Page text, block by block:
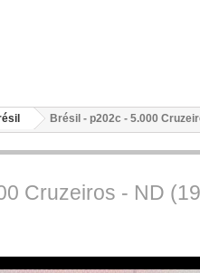
Brésil - p202c - 5.000
Cruzeiros - ND